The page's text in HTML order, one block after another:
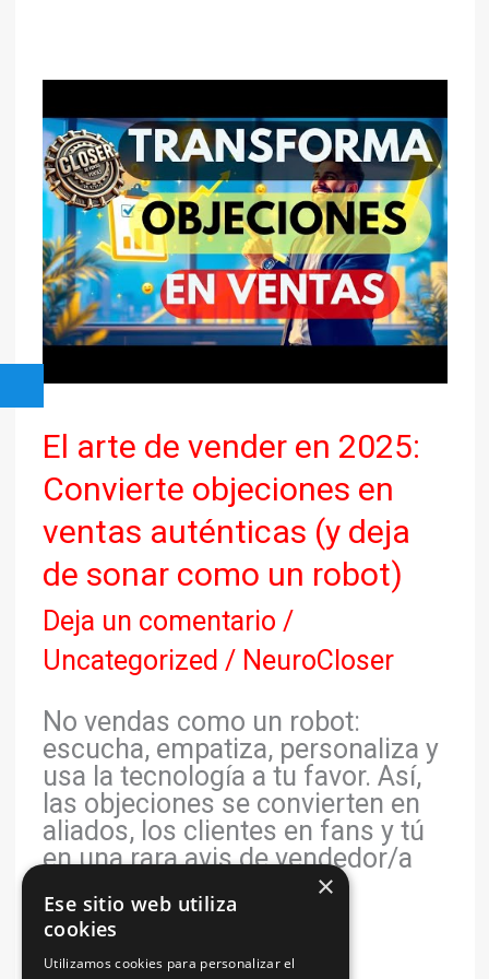
El arte de vender en 2025:
Convierte objeciones en
ventas auténticas (y deja
de sonar como un robot)
Deja un comentario /
Uncategorized / NeuroCloser
No vendas como un robot:
escucha, empatiza, personaliza y
usa la tecnología a tu favor. Así,
las objeciones se convierten en
aliados, los clientes en fans y tú
en una rara avis de vendedor/a
auténtico/a y exitoso/a.
arte
de
vender
en
2025:
Convierte
objeciones
en
ventas
auténticas
(y
de
sonar
como
un
robot)
Leer más »
×
Ese sitio web utiliza
cookies
Utilizamos cookies para personalizar el